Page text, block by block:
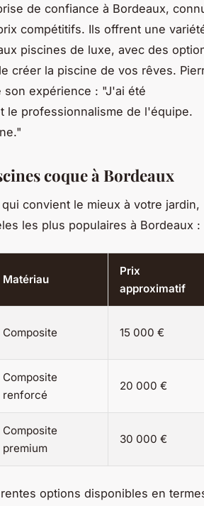
de confiance à Bordeaux,
compétitifs. Ils offrent une
piscines de luxe, avec des
créer la piscine de vos rêves.
son expérience : "J'ai été
le professionnalisme de l'équipe.
coque à Bordeaux
convient le mieux à votre jardin,
les plus populaires à Bordeaux :
Matériau
Prix
approximatif
Composite 15 000 €
Composite
renforcé
20 000 €
Composite
premium
30 000 €
options disponibles en